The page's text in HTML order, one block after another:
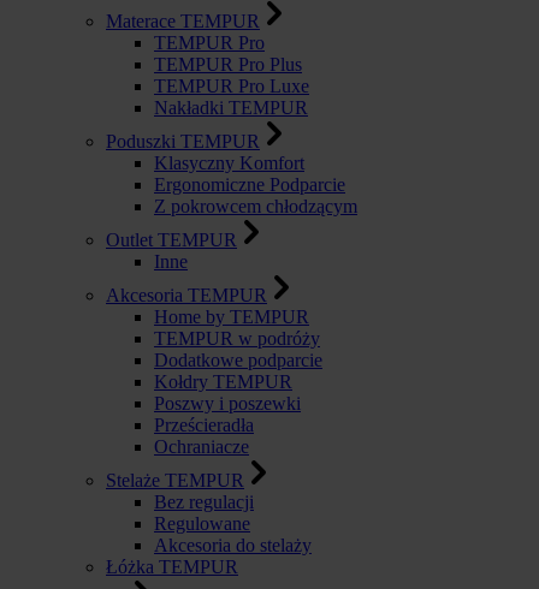
Materace TEMPUR
TEMPUR Pro
TEMPUR Pro Plus
TEMPUR Pro Luxe
Nakładki TEMPUR
Poduszki TEMPUR
Klasyczny Komfort
Ergonomiczne Podparcie
Z pokrowcem chłodzącym
Outlet TEMPUR
Inne
Akcesoria TEMPUR
Home by TEMPUR
TEMPUR w podróży
Dodatkowe podparcie
Kołdry TEMPUR
Poszwy i poszewki
Prześcieradła
Ochraniacze
Stelaże TEMPUR
Bez regulacji
Regulowane
Akcesoria do stelaży
Łóżka TEMPUR